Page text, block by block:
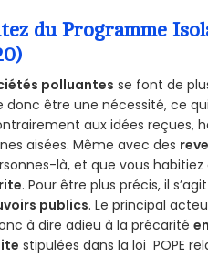
du Programme
polluantes se font de
donc être une nécessité, ce
aux idées reçues,
aisées. Même avec des
là, et que vous habitiez
. Pour être plus précis, il
publics. Le principal
à dire adieu à la précarité
stipulées dans la loi POPE